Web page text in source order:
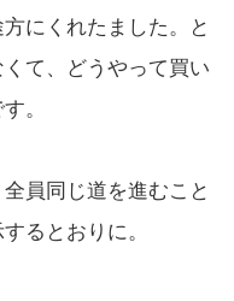
にくれたました。と
て、どうやって買い
。
員同じ道を進むこと
るとおりに。